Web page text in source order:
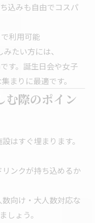
込みも自由でコスパ
利用可能
たい方には、
す。誕生日会や女子
まりに最適です。
む際のポイン
はすぐ埋まります。
リンクが持ち込めるか
数向け・大人数対応な
しょう。